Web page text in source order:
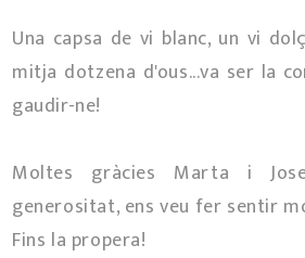
Una capsa de vi blanc, un vi
mitja dotzena d'ous...va ser la
gaudir-ne!
Moltes gràcies Marta i
generositat, ens veu fer sentir
Fins la propera!